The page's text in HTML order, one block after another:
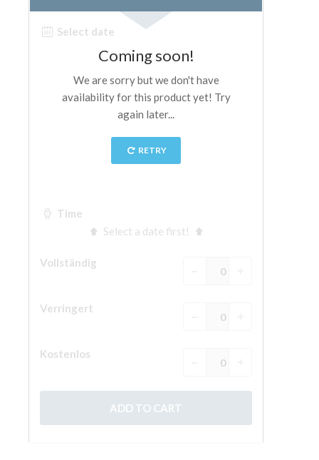
Opificio delle Pietre Dure
Museo Galileo
Boboli Gardens
The Arnolfo\'s tower
Vasari Corridor
Palazzo Vecchio
Santa Maria Novella
Eine Geführte Tour buchen
Only Tickets Fast Track Entrance
FRANÇAIS
ESPAÑOL